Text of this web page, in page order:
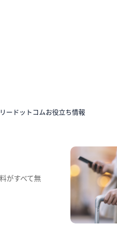
ードットコムお役立ち情報
がすべて無